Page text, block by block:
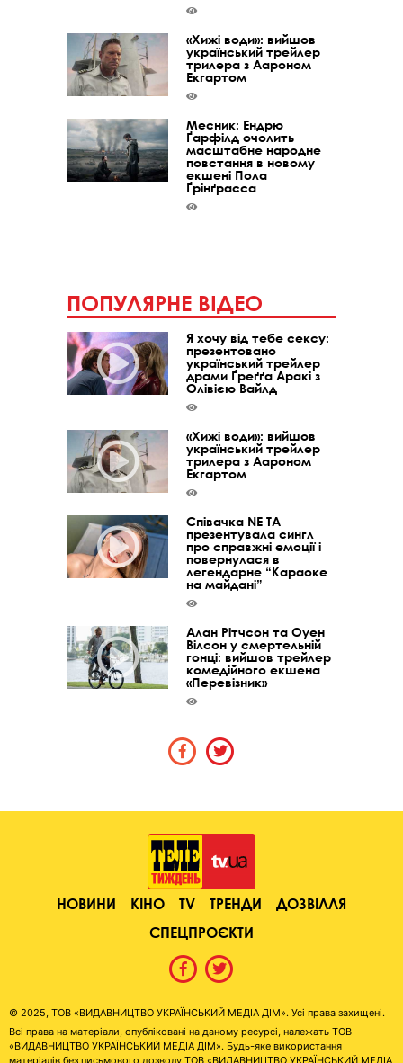
«Хижі води»: вийшов
український трейлер
трилера з Аароном
Екгартом
Месник: Ендрю
Ґарфілд очолить
масштабне народне
повстання в новому
екшені Пола
Ґрінґрасса
ПОПУЛЯРНЕ ВІДЕО
Я хочу від тебе сексу:
презентовано
український трейлер
драми Ґреґґа Аракі з
Олівією Вайлд
«Хижі води»: вийшов
український трейлер
трилера з Аароном
Екгартом
Співачка NE TA
презентувала сингл
про справжні емоції і
повернулася в
легендарне “Караоке
на майдані”
Алан Рітчсон та Оуен
Вілсон у смертельній
гонці: вийшов трейлер
комедійного екшена
«Перевізник»
НОВИНИ КІНО TV ТРЕНДИ
ДОЗВІЛЛЯ
СПЕЦПРОЄКТИ
© 2025, ТОВ «ВИДАВНИЦТВО УКРАЇНСЬКИЙ МЕДІА ДІМ». Усі права захищені.
Всі права на матеріали, опубліковані на даному ресурсі, належать ТОВ
«ВИДАВНИЦТВО УКРАЇНСЬКИЙ МЕДІА ДІМ». Будь-яке використання
матеріалів без письмового дозволу ТОВ «ВИДАВНИЦТВО УКРАЇНСЬКИЙ МЕДІА